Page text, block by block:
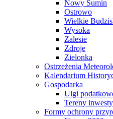
Nowy Sumin
Ostrowo
Wielkie
Wysoka
Zalesie
Zdroje
Zielonka
Ostrzeżenia
Kalendarium
Gospodarka
Ulgi
Tereny
Formy ochrony